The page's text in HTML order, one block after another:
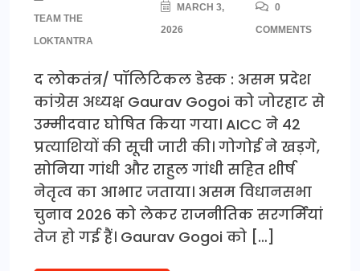
TEAM THE
LOKTANTRA
MARCH 3,
2026
0
COMMENTS
द लोकतंत्र/ पॉलिटिकल डेस्क : असम प्रदेश
कांग्रेस अध्यक्ष Gaurav Gogoi को जोरहाट से
उम्मीदवार घोषित किया गया। AICC ने 42
प्रत्याशियों की सूची जारी की। गोगोई ने खड़गे,
सोनिया गांधी और राहुल गांधी सहित शीर्ष
नेतृत्व का आभार जताया। असम विधानसभा
चुनाव 2026 को लेकर राजनीतिक सरगर्मियां
तेज हो गई हैं। Gaurav Gogoi को […]